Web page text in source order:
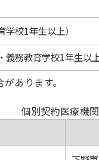
校1年生以上）
務教育学校1年生以上
あります。
個別契約医療機関